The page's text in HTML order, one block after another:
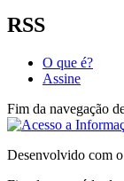
RSS
O que é?
Assine
Fim da navegação
Desenvolvido com